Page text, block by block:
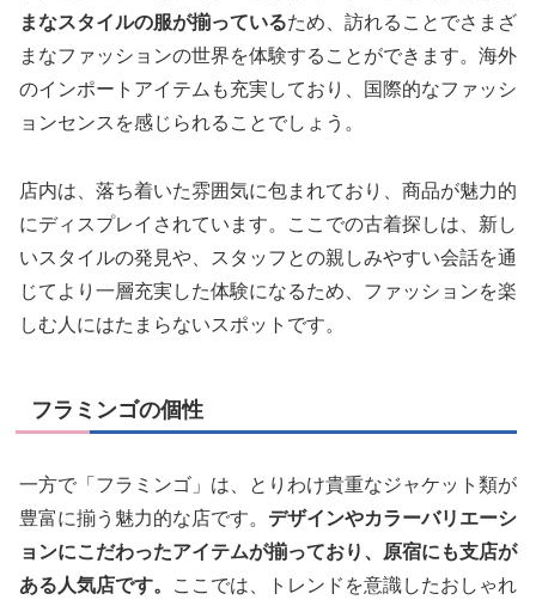
まなスタイルの服が揃っているため、訪れることでさまざ
まなファッションの世界を体験することができます。海外
のインポートアイテムも充実しており、国際的なファッシ
ョンセンスを感じられることでしょう。
店内は、落ち着いた雰囲気に包まれており、商品が魅力的
にディスプレイされています。ここでの古着探しは、新し
いスタイルの発見や、スタッフとの親しみやすい会話を通
じてより一層充実した体験になるため、ファッションを楽
しむ人にはたまらないスポットです。
フラミンゴの個性
一方で「フラミンゴ」は、とりわけ貴重なジャケット類が
豊富に揃う魅力的な店です。 デザインやカラーバリエーシ
ョンにこだわったアイテムが揃っており、原宿にも支店が
ある人気店です。
ここでは、トレンドを意識したおしゃれ